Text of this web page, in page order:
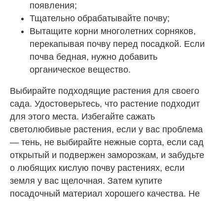
появления;
Тщательно обрабатывайте почву;
Вытащите корни многолетних сорняков,
перекапывая почву перед посадкой. Если
почва бедная, нужно добавить
органическое вещество.
Выбирайте подходящие растения для своего
сада. Удостоверьтесь, что растение подходит
для этого места. Избегайте сажать
светолюбивые растения, если у вас проблема
— тень, не выбирайте нежные сорта, если сад
открытый и подвержен заморозкам, и забудьте
о любящих кислую почву растениях, если
земля у вас щелочная. Затем купите
посадочный материал хорошего качества. Не